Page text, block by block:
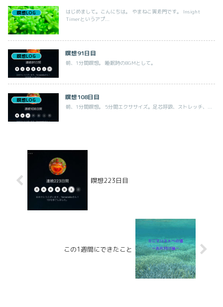
瞑想LOG
はじめまして。こんにちは。 やまねこ寅ゑ門です。 Insight
Timerというアプ...
瞑想LOG 瞑想91日目
朝、1分間瞑想。 睡眠時のBGMとして。
瞑想LOG 瞑想108日目
朝、1分間瞑想。 5分間エクササイズ。足芯呼吸、ストレッチ、...
瞑想223日目
この1週間にできたこと